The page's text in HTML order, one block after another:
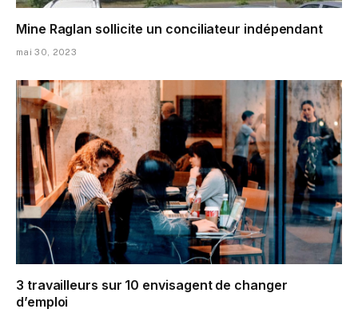
Mine Raglan sollicite un conciliateur indépendant
mai 30, 2023
3 travailleurs sur 10 envisagent de changer
d’emploi